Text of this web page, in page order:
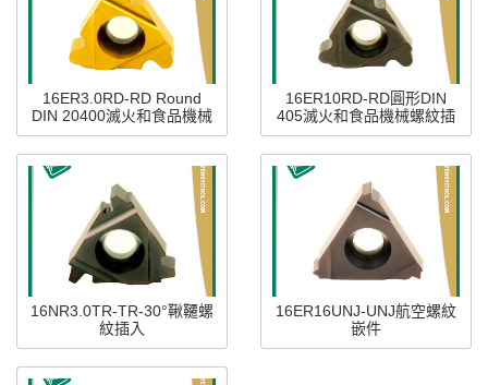
16ER3.0RD-RD Round
DIN 20400滅火和食品機械
螺紋
16ER10RD-RD圓形DIN
405滅火和食品機械螺紋插
入件
16NR3.0TR-TR-30°鞦韆螺
紋插入
16ER16UNJ-UNJ航空螺紋
嵌件